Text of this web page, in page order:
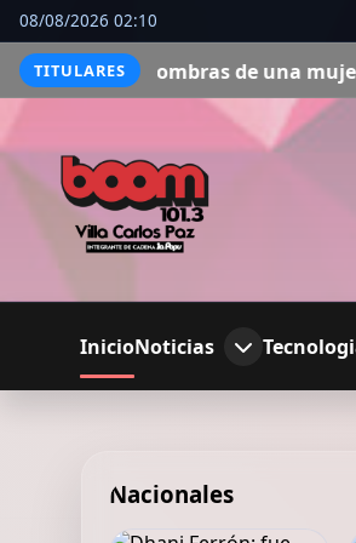
08/08/2026 02:10
TITULARES
de una mujer” a la cabeza Lo
InicioNoticias
Nacionales